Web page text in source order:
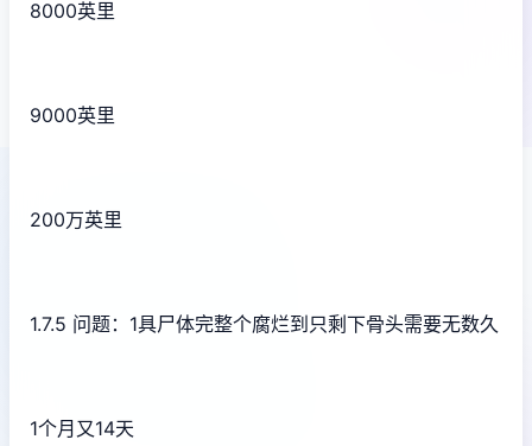
8000英里
9000英里
200万英里
1.7.5 问题：1具尸体完整个腐烂到只剩下骨头需要无数久
1个月又14天